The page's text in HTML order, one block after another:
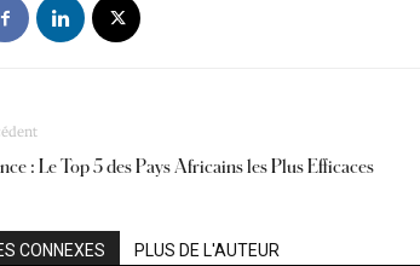
: Le Top 5 des Pays Africains les Plus Efficaces
CONNEXES PLUS DE L'AUTEUR